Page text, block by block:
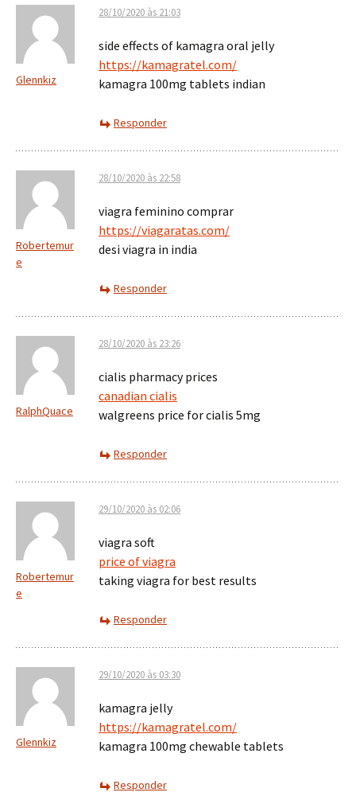
Glennkiz
28/10/2020 às 21:03
side effects of kamagra oral jelly
https://kamagratel.com/
kamagra 100mg tablets indian
Responder
Robertemur
e
28/10/2020 às 22:58
viagra feminino comprar
https://viagaratas.com/
desi viagra in india
Responder
RalphQuace
28/10/2020 às 23:26
cialis pharmacy prices
canadian cialis
walgreens price for cialis 5mg
Responder
Robertemur
e
29/10/2020 às 02:06
viagra soft
price of viagra
taking viagra for best results
Responder
Glennkiz
29/10/2020 às 03:30
kamagra jelly
https://kamagratel.com/
kamagra 100mg chewable tablets
Responder